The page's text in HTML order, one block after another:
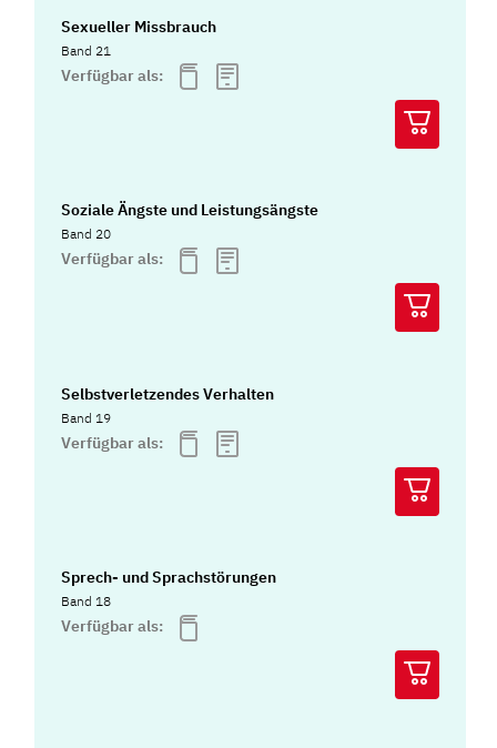
Sexueller Missbrauch
Band 21
Verfügbar als:
Soziale Ängste und Leistungsängste
Band 20
Verfügbar als:
Selbstverletzendes Verhalten
Band 19
Verfügbar als:
Sprech- und Sprachstörungen
Band 18
Verfügbar als: